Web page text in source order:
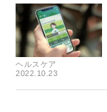
ヘルスケア
2022.10.23